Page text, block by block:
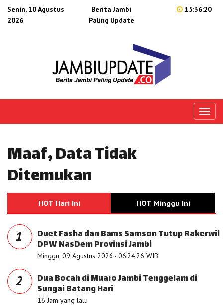
Senin, 10 Agustus
2026
Berita Jambi
Paling Update
15:36:20
Maaf, Data Tidak
Ditemukan
HOT Hari Ini HOT Minggu Ini
1 Duet Fasha dan Bams Samson Tutup Rakerwil
DPW NasDem Provinsi Jambi
Minggu, 09 Agustus 2026 - 06:24:26 WIB
2 Dua Bocah di Muaro Jambi Tenggelam di
Sungai Batang Hari
16 Jam yang lalu